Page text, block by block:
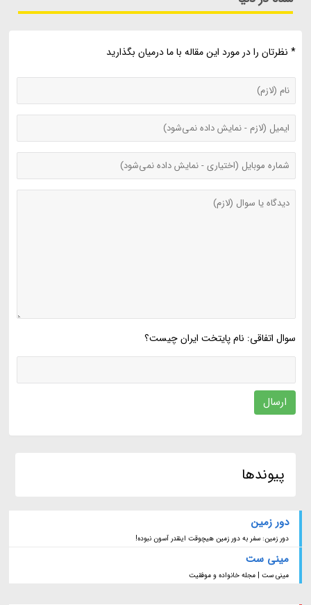
* نظرتان را در مورد این مقاله با ما درمیان بگذارید
سوال اتفاقی: نام پایتخت ایران چیست؟
ارسال
پیوندها
دور زمین
دور زمین: سفر به دور زمین هیچوقت اینقدر آسون نبوده!
مینی ست
مینی ست | مجله خانواده و موفقیت